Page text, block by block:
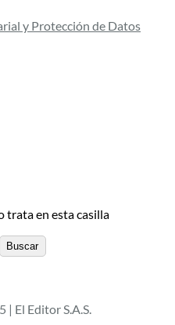
y Protección de Datos
trata en esta casilla
B
u
a
Buscar
El Editor S.A.S.